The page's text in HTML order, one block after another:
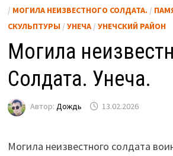
/ МОГИЛА НЕИЗВЕСТНОГО СОЛДАТА. /
СКУЛЬПТУРЫ / УНЕЧА/ УНЕЧСКИЙ РАЙОН
Могила
Солдата. Унеча.
Автор: Дождь 13.02.2026
Могила неизвестного солдата